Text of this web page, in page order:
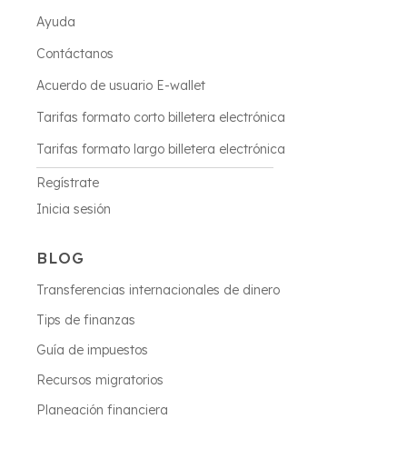
Ayuda
Contáctanos
Acuerdo de usuario E-wallet
Tarifas formato corto billetera electrónica
Tarifas formato largo billetera electrónica
Regístrate
Inicia sesión
BLOG
Transferencias internacionales de dinero
Tips de finanzas
Guía de impuestos
Recursos migratorios
Planeación financiera